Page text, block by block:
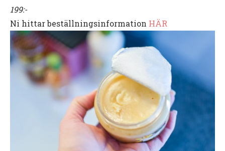
199:-
Ni hittar beställningsinformation HÄR